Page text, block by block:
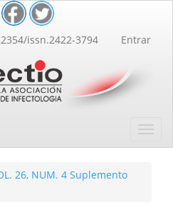
issn.2422-3794 Entrar
26, NUM. 4 Suplemento